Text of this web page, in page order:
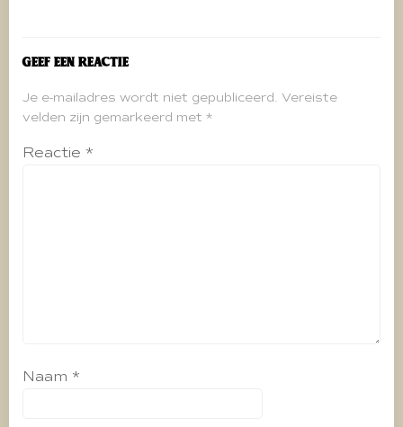
Geef een reactie
Je e-mailadres wordt niet gepubliceerd. Vereiste
velden zijn gemarkeerd met *
Reactie *
Naam *